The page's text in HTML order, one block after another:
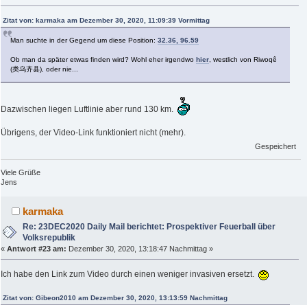
Zitat von: karmaka am Dezember 30, 2020, 11:09:39 Vormittag
Man suchte in der Gegend um diese Position: 32.36, 96.59
Ob man da später etwas finden wird? Wohl eher irgendwo hier, westlich von Riwoqê
(类乌齐县), oder nie...
Dazwischen liegen Luftlinie aber rund 130 km.
Übrigens, der Video-Link funktioniert nicht (mehr).
Gespeichert
Viele Grüße
Jens
karmaka
Re: 23DEC2020 Daily Mail berichtet: Prospektiver Feuerball über
Volksrepublik
« Antwort #23 am: Dezember 30, 2020, 13:18:47 Nachmittag »
Ich habe den Link zum Video durch einen weniger invasiven ersetzt.
Zitat von: Gibeon2010 am Dezember 30, 2020, 13:13:59 Nachmittag